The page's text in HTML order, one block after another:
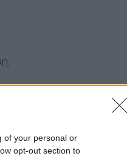
of your personal or
opt-out section to